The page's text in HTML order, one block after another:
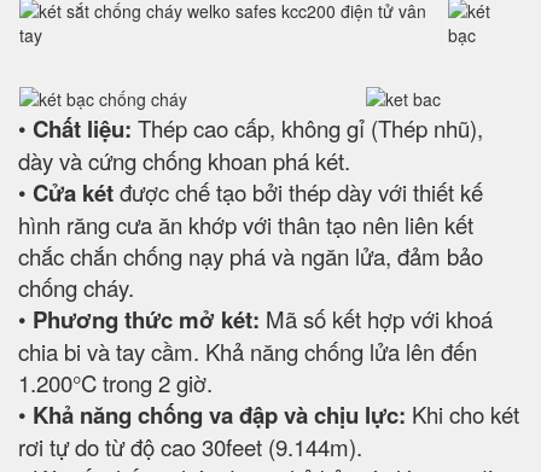
• Chất liệu: Thép cao cấp, không gỉ (Thép nhũ),
dày và cứng chống khoan phá két.
• Cửa kétđược chế tạo bởi thép dày với thiết kế
hình răng cưa ăn khớp với thân tạo nên liên kết
chắc chắn chống nạy phá và ngăn lửa, đảm bảo
chống cháy.
• Phương thức mở két: Mã số kết hợp với khoá
chia bi và tay cầm. Khả năng chống lửa lên đến
1.200°C trong 2 giờ.
• Khả năng chống va đập và chịu lực: Khi cho két
rơi tự do từ độ cao 30feet (9.144m).